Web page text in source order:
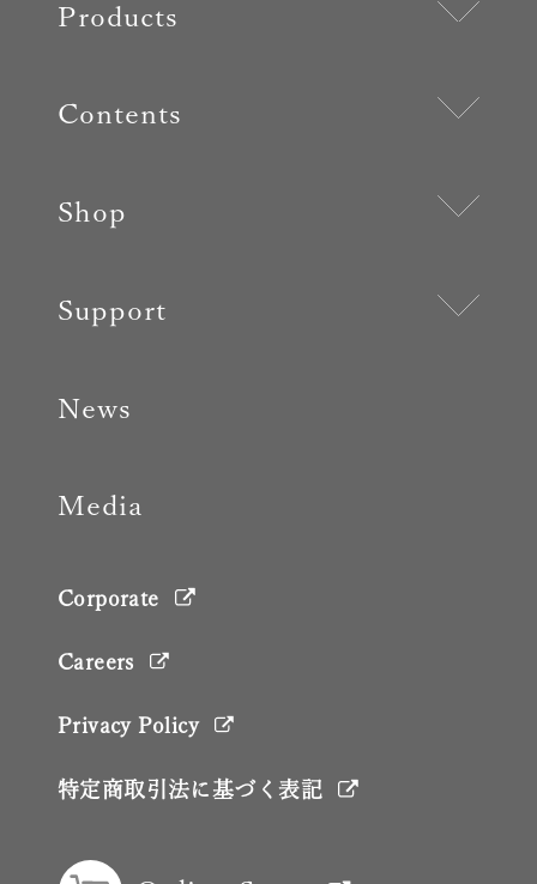
Products
Contents
Shop
Support
News
Media
Corporate
Careers
Privacy Policy
特定商取引法に基づく表記